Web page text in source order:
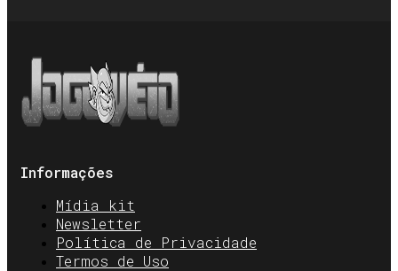
Informações
Mídia kit
Newsletter
Política de Privacidade
Termos de Uso